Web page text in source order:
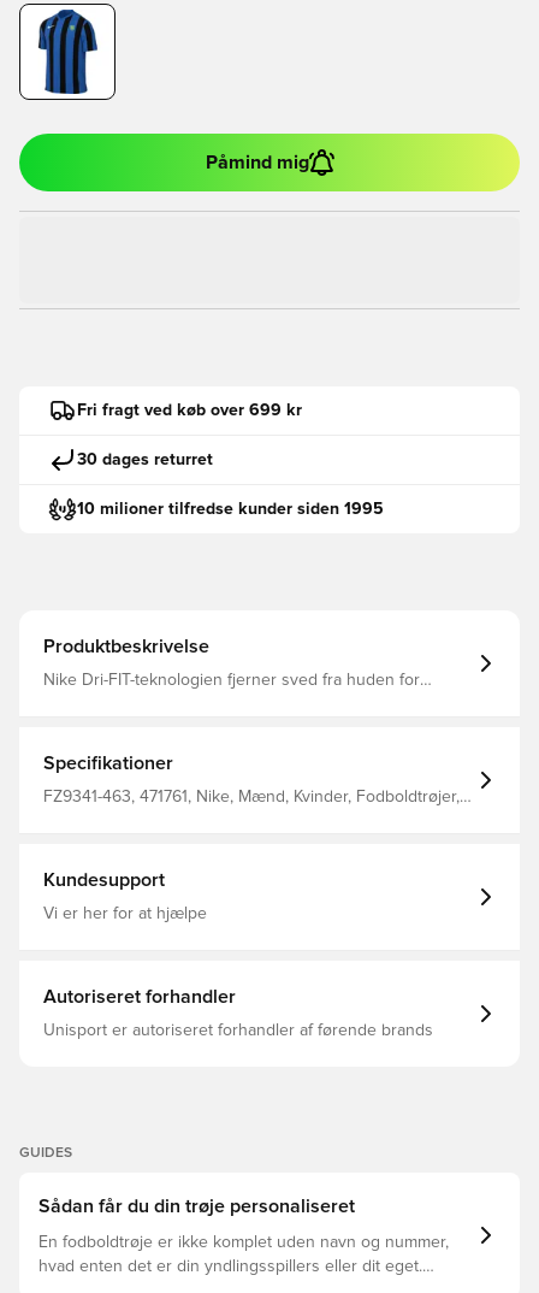
Påmind mig
Fri fragt ved køb over 699 kr
30 dages returret
10 milioner tilfredse kunder siden 1995
Produktbeskrivelse
Nike Dri-FIT-teknologien fjerner sved fra huden for
Specifikationer
FZ9341-463, 471761, Nike, Mænd, Kvinder, Fodboldtrøjer,
Kundesupport
Vi er her for at hjælpe
Autoriseret forhandler
Unisport er autoriseret forhandler af førende brands
GUIDES
Sådan får du din trøje personaliseret
En fodboldtrøje er ikke komplet uden navn og nummer,
hvad enten det er din yndlingsspillers eller dit eget.